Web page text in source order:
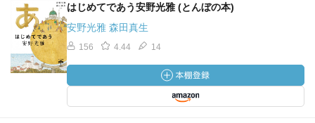
はじめてであう安野光雅 (とんぼの本)
安野光雅 森田真生
156 4.44 14